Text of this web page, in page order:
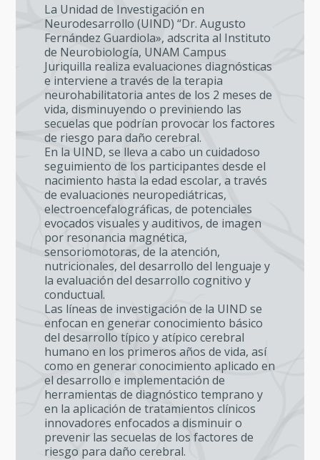
La Unidad de Investigación en
Neurodesarrollo (UIND) “Dr. Augusto
Fernández Guardiola», adscrita al Instituto
de Neurobiología, UNAM Campus
Juriquilla realiza evaluaciones diagnósticas
e interviene a través de la terapia
neurohabilitatoria antes de los 2 meses de
vida, disminuyendo o previniendo las
secuelas que podrían provocar los factores
de riesgo para daño cerebral.
En la UIND, se lleva a cabo un cuidadoso
seguimiento de los participantes desde el
nacimiento hasta la edad escolar, a través
de evaluaciones neuropediátricas,
electroencefalográficas, de potenciales
evocados visuales y auditivos, de imagen
por resonancia magnética,
sensoriomotoras, de la atención,
nutricionales, del desarrollo del lenguaje y
la evaluación del desarrollo cognitivo y
conductual.
Las líneas de investigación de la UIND se
enfocan en generar conocimiento básico
del desarrollo típico y atípico cerebral
humano en los primeros años de vida, así
como en generar conocimiento aplicado en
el desarrollo e implementación de
herramientas de diagnóstico temprano y
en la aplicación de tratamientos clínicos
innovadores enfocados a disminuir o
prevenir las secuelas de los factores de
riesgo para daño cerebral.